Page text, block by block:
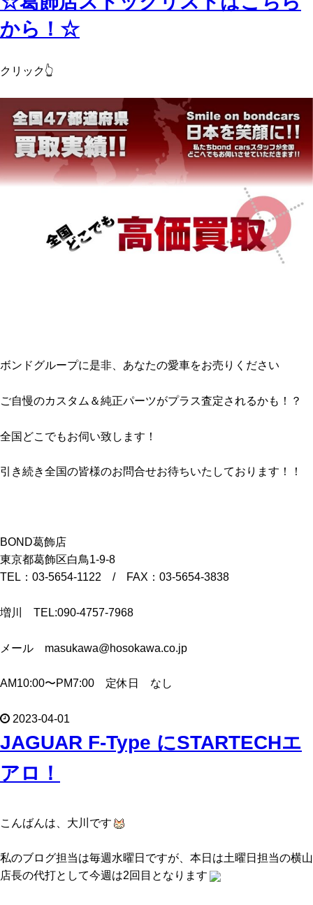
から！☆
クリック👆
ボンドグループに是非、あなたの愛車をお売りください
ご自慢のカスタム＆純正パーツがプラス査定されるかも！？
全国どこでもお伺い致します！
引き続き全国の皆様のお問合せお待ちいたしております！！
BOND葛飾店
東京都葛飾区白鳥1-9-8
TEL：03-5654-1122 / FAX：03-5654-3838
増川 TEL:090-4757-7968
メール masukawa@hosokawa.co.jp
AM10:00〜PM7:00 定休日 なし
2023-04-01
JAGUAR F-Type にSTARTECHエ
アロ！
こんばんは、大川です
私のブログ担当は毎週水曜日ですが、本日は土曜日担当の横山
店長の代打として今週は2回目となります